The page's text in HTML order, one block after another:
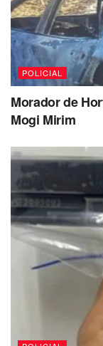
POLICIAL
Morador de
Mogi Mirim